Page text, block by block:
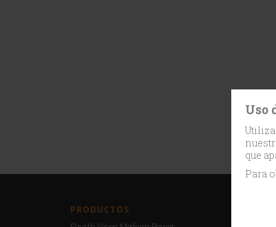
PRODUCTOS
Uso
que
Para